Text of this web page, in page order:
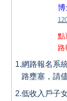
博
點
路
1.網路報名系
路壅塞，請
2.低收入戶子